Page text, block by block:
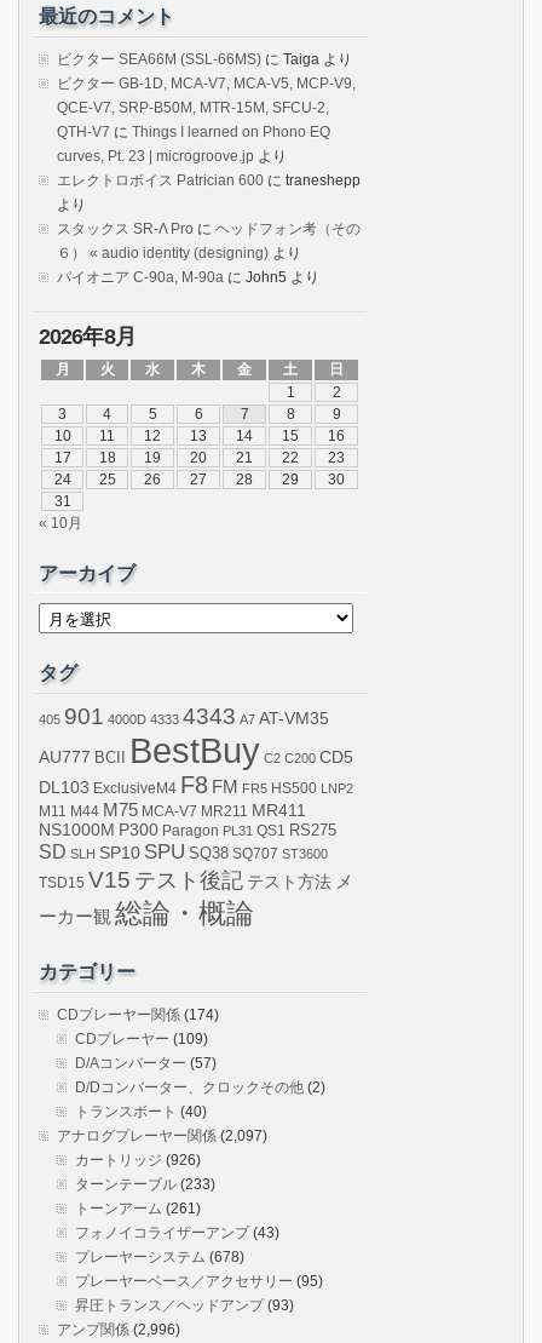
最近のコメント
ビクター SEA66M (SSL-66MS) に Taiga より
ビクター GB-1D, MCA-V7, MCA-V5, MCP-V9,
QCE-V7, SRP-B50M, MTR-15M, SFCU-2,
QTH-V7 に Things I learned on Phono EQ
curves, Pt. 23 | microgroove.jp より
エレクトロボイス Patrician 600 に traneshepp
より
スタックス SR-Λ Pro に ヘッドフォン考（その
６） « audio identity (designing) より
パイオニア C-90a, M-90a に John5 より
2026年8月
月 火 水 木 金 土
日
1
2
3
4 5 6 7 8
9
10
11 12 13 14 15
16
17
18 19 20 21 22
23
24
25 26 27 28 29
30
31
« 10月
アーカイブ
ア
イ
ブ
タグ
405 901 4000D 4333 4343 A7 AT-VM35
AU777 BCII BestBuy C2 C200 CD5
DL103 ExclusiveM4 F8 FM FR5 HS500 LNP2
M11
M44 M75 MCA-V7 MR211 MR411
NS1000M P300 Paragon PL31 QS1 RS275
SD SLH SP10 SPU SQ38 SQ707 ST3600
TSD15 V15 テスト後記 テスト方法 メ
ーカー観 総論・概論
カテゴリー
CDプレーヤー関係 (174)
CDプレーヤー (109)
D/Aコンバーター (57)
D/Dコンバーター、クロックその他 (2)
トランスボート (40)
アナログプレーヤー関係 (2,097)
カートリッジ (926)
ターンテーブル (233)
トーンアーム (261)
フォノイコライザーアンプ(43)
プレーヤーシステム (678)
プレーヤーベース／アクセサリー (95)
昇圧トランス／ヘッドアンプ(93)
アンプ関係 (2,996)